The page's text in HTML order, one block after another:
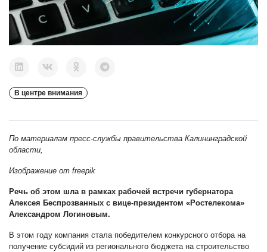
В центре внимания
По материалам пресс-службы правительства Калининградской
области,
Изображение от freepik
Речь об этом шла в рамках рабочей встречи губернатора
Алексея Беспрозванных с вице-президентом «Ростелекома»
Александром Логиновым.
В этом году компания стала победителем конкурсного отбора на
получение субсидий из регионального бюджета на строительство